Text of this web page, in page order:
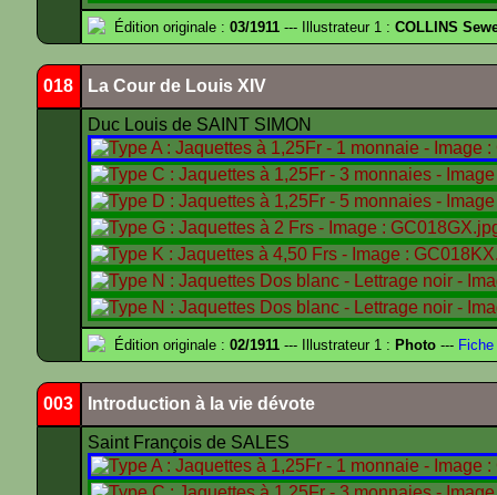
Édition originale : 03/1911 --- Illustrateur 1 : COLLINS
018 La Cour de Louis XIV
Duc Louis de SAINT SIMON
Édition originale : 02/1911 --- Illustrateur 1 : Photo ---
003 Introduction à la vie dévote
Saint François de SALES